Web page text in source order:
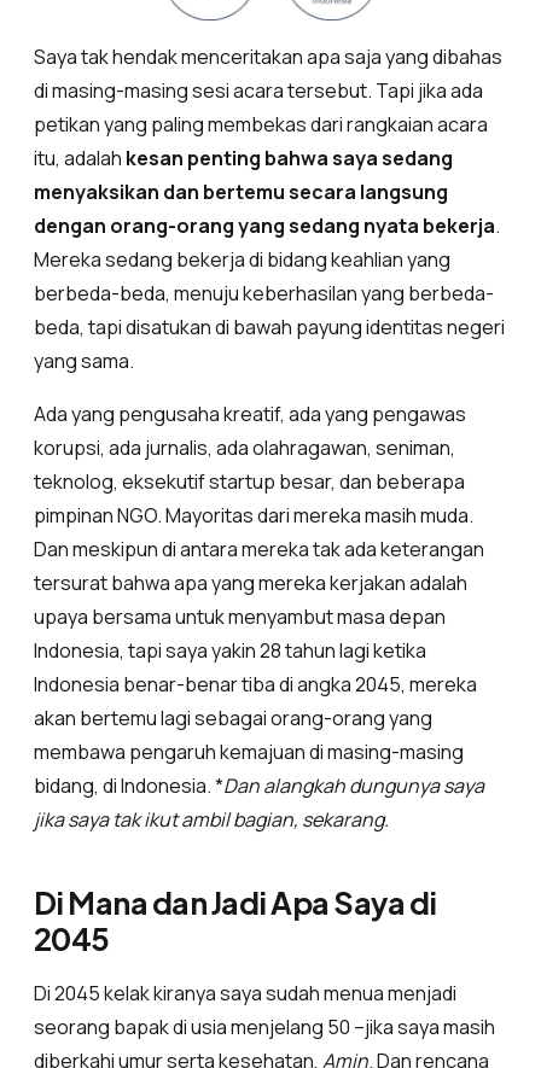
Saya tak hendak menceritakan apa saja yang dibahas
di masing-masing sesi acara tersebut. Tapi jika ada
petikan yang paling membekas dari rangkaian acara
itu, adalah kesan penting bahwa saya sedang
menyaksikan dan bertemu secara langsung
dengan orang-orang yang sedang nyata bekerja.
Mereka sedang bekerja di bidang keahlian yang
berbeda-beda, menuju keberhasilan yang berbeda-
beda, tapi disatukan di bawah payung identitas negeri
yang sama.
Ada yang pengusaha kreatif, ada yang pengawas
korupsi, ada jurnalis, ada olahragawan, seniman,
teknolog, eksekutif startup besar, dan beberapa
pimpinan NGO. Mayoritas dari mereka masih muda.
Dan meskipun di antara mereka tak ada keterangan
tersurat bahwa apa yang mereka kerjakan adalah
upaya bersama untuk menyambut masa depan
Indonesia, tapi saya yakin 28 tahun lagi ketika
Indonesia benar-benar tiba di angka 2045, mereka
akan bertemu lagi sebagai orang-orang yang
membawa pengaruh kemajuan di masing-masing
bidang, di Indonesia. *Dan alangkah dungunya saya
jika saya tak ikut ambil bagian, sekarang.
Di Mana dan Jadi Apa Saya di
2045
Di 2045 kelak kiranya saya sudah menua menjadi
seorang bapak di usia menjelang 50 –jika saya masih
diberkahi umur serta kesehatan, Amin. Dan rencana